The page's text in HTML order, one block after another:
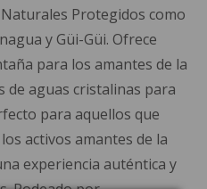
Protegidos como
y Güi-Güi. Ofrece
para los amantes de la
de aguas cristalinas para
para aquellos que
activos amantes de la
experiencia auténtica y